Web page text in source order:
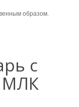
образом.
с
МЛК